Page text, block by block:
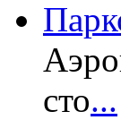
сто...